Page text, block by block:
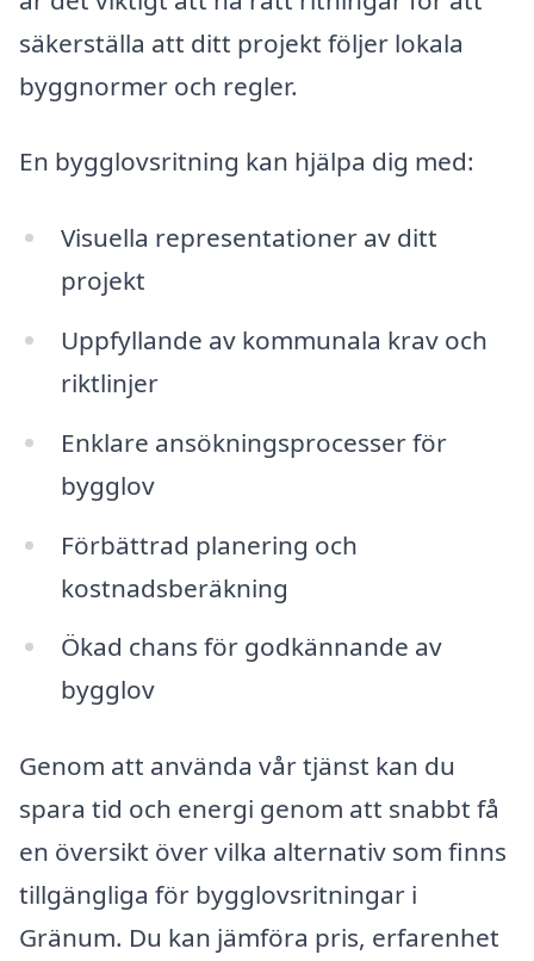
säkerställa att ditt projekt följer lokala
byggnormer och regler.
En bygglovsritning kan hjälpa dig med:
Visuella representationer av ditt
projekt
Uppfyllande av kommunala krav och
riktlinjer
Enklare ansökningsprocesser för
bygglov
Förbättrad planering och
kostnadsberäkning
Ökad chans för godkännande av
bygglov
Genom att använda vår tjänst kan du
spara tid och energi genom att snabbt få
en översikt över vilka alternativ som finns
tillgängliga för bygglovsritningar i
Gränum. Du kan jämföra pris, erfarenhet